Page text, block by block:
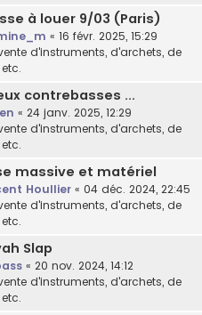
à louer 9/03 (Paris)
« 16 févr. 2025, 15:29
d'instruments, d'archets, de
contrebasses ...
« 24 janv. 2025, 12:29
d'instruments, d'archets, de
massive et matériel
Houllier « 04 déc. 2024, 22:45
d'instruments, d'archets, de
Slap
« 20 nov. 2024, 14:12
d'instruments, d'archets, de